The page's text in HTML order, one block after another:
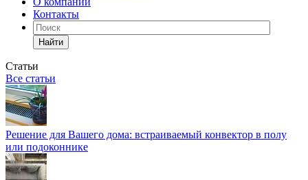
Контакты
Найти
Статьи
Все статьи
Решение для Вашего дома: встраиваемый конвектор в полу
или подоконнике